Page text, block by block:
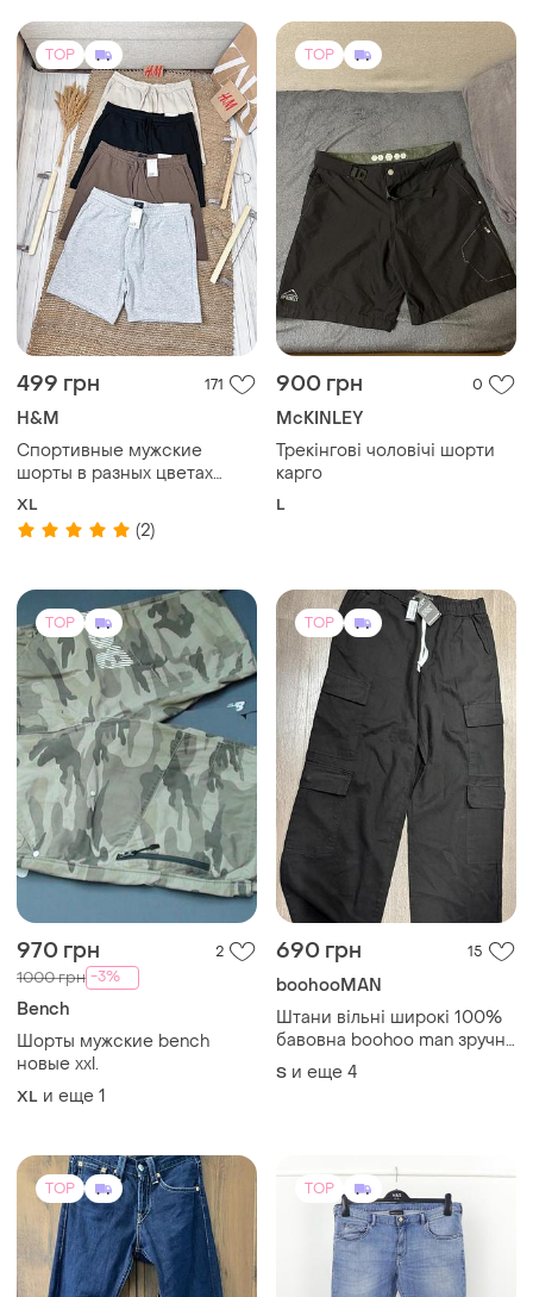
499 грн 171
H&M
Спортивные мужские
шорты в разных цветах
regular fit h&m
XL
900 грн
McKINLEY
Трекінгові чоловічі шорти
карго
TOP
970 грн 2
1000 грн -3%
Bench
Шорты мужские bench
новые xxl.
XL и еще
TOP
690 грн 15
boohooMAN
Штани вільні широкі 100%
бавовна boohoo man зручні
легкі оригінал
и еще 4
TOP TOP